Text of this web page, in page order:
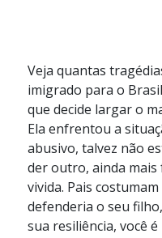
Veja quantas
imigrado para o
que decide largar o
Ela enfrentou a
abusivo, talvez não
der outro, ainda mais
vivida. Pais
defenderia o seu
sua resiliência, você